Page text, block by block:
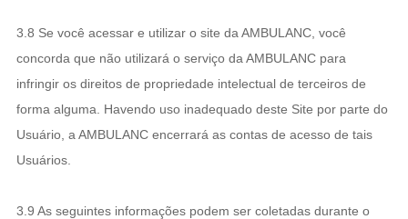
3.8 Se você acessar e utilizar o site da AMBULANC, você
concorda que não utilizará o serviço da AMBULANC para
infringir os direitos de propriedade intelectual de terceiros de
forma alguma. Havendo uso inadequado deste Site por parte do
Usuário, a AMBULANC encerrará as contas de acesso de tais
Usuários.
3.9 As seguintes informações podem ser coletadas durante o